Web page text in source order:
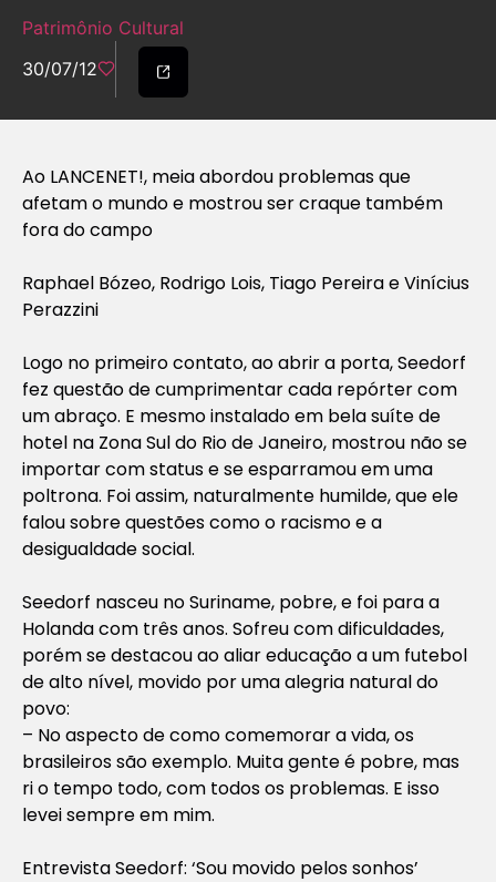
Patrimônio Cultural
30/07/12
Ao LANCENET!, meia abordou problemas que
afetam o mundo e mostrou ser craque também
fora do campo
Raphael Bózeo, Rodrigo Lois, Tiago Pereira e Vinícius
Perazzini
Logo no primeiro contato, ao abrir a porta, Seedorf
fez questão de cumprimentar cada repórter com
um abraço. E mesmo instalado em bela suíte de
hotel na Zona Sul do Rio de Janeiro, mostrou não se
importar com status e se esparramou em uma
poltrona. Foi assim, naturalmente humilde, que ele
falou sobre questões como o racismo e a
desigualdade social.
Seedorf nasceu no Suriname, pobre, e foi para a
Holanda com três anos. Sofreu com dificuldades,
porém se destacou ao aliar educação a um futebol
de alto nível, movido por uma alegria natural do
povo:
– No aspecto de como comemorar a vida, os
brasileiros são exemplo. Muita gente é pobre, mas
ri o tempo todo, com todos os problemas. E isso
levei sempre em mim.
Entrevista Seedorf: ‘Sou movido pelos sonhos’